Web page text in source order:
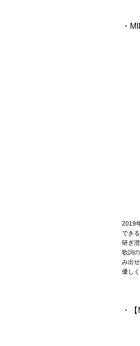
・
2019
でき
研ぎ
歌詞
み出
優し
・